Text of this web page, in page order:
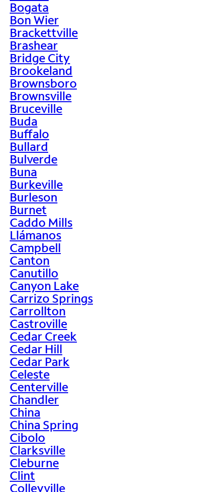
Bogata
Bon Wier
Brackettville
Brashear
Bridge City
Brookeland
Brownsboro
Brownsville
Bruceville
Buda
Buffalo
Bullard
Bulverde
Buna
Burkeville
Burleson
Burnet
Caddo Mills
Llámanos
Campbell
Canton
Canutillo
Canyon Lake
Carrizo Springs
Carrollton
Castroville
Cedar Creek
Cedar Hill
Cedar Park
Celeste
Centerville
Chandler
China
China Spring
Cibolo
Clarksville
Cleburne
Clint
Colleyville